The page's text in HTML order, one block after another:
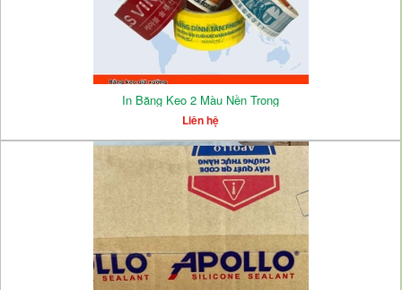
In Băng Keo 2 Màu Nền Trong
Liên hệ